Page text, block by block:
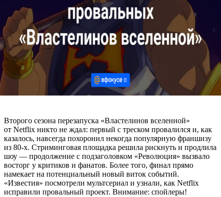
Второго сезона перезапуска «Властелинов вселенной»
от Netflix никто не ждал: первый с треском провалился и, как
казалось, навсегда похоронил некогда популярную франшизу
из 80-х. Стриминговая площадка решила рискнуть и продлила
шоу — продолжение с подзаголовком «Революция» вызвало
восторг у критиков и фанатов. Более того, финал прямо
намекает на потенциальный новый виток событий.
«Известия» посмотрели мультсериал и узнали, как Netflix
исправили провальный проект. Внимание: спойлеры!